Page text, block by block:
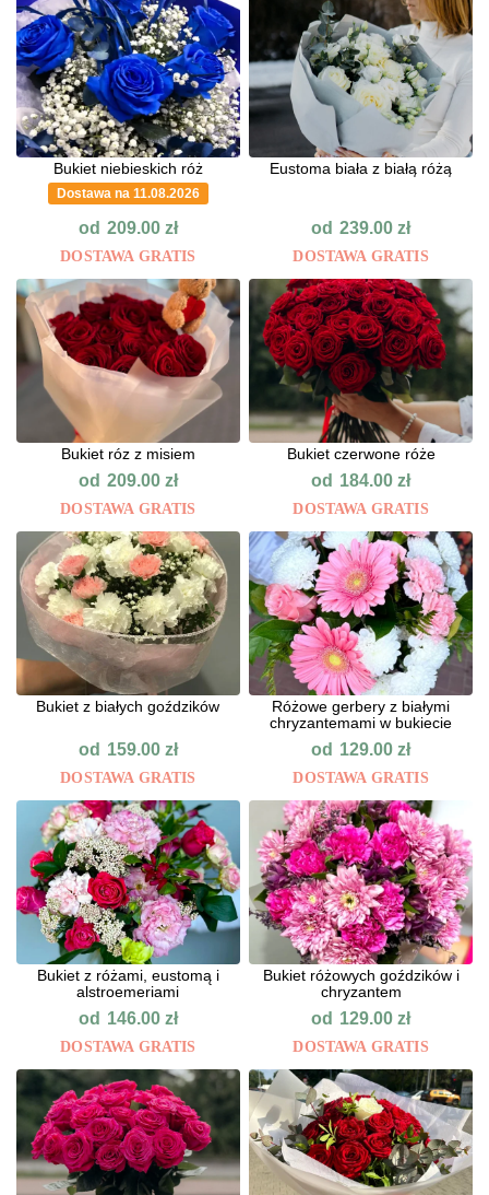
Bukiet niebieskich róż
Dostawa na 11.08.2026
od 209.00 zł
DOSTAWA GRATIS
Eustoma biała z białą różą
od 239.00zł
DOSTAWA GRATIS
Bukiet róz z misiem
od 209.00 zł
DOSTAWA GRATIS
Bukiet czerwone róże
od 184.00zł
DOSTAWA GRATIS
Bukiet z białych goździków
od 159.00 zł
DOSTAWA GRATIS
Różowe gerbery z białymi
chryzantemami w bukiecie
od 129.00zł
DOSTAWA GRATIS
Bukiet z różami, eustomą i
alstroemeriami
od 146.00 zł
DOSTAWA GRATIS
Bukiet różowych goździków i
chryzantem
od 129.00zł
DOSTAWA GRATIS